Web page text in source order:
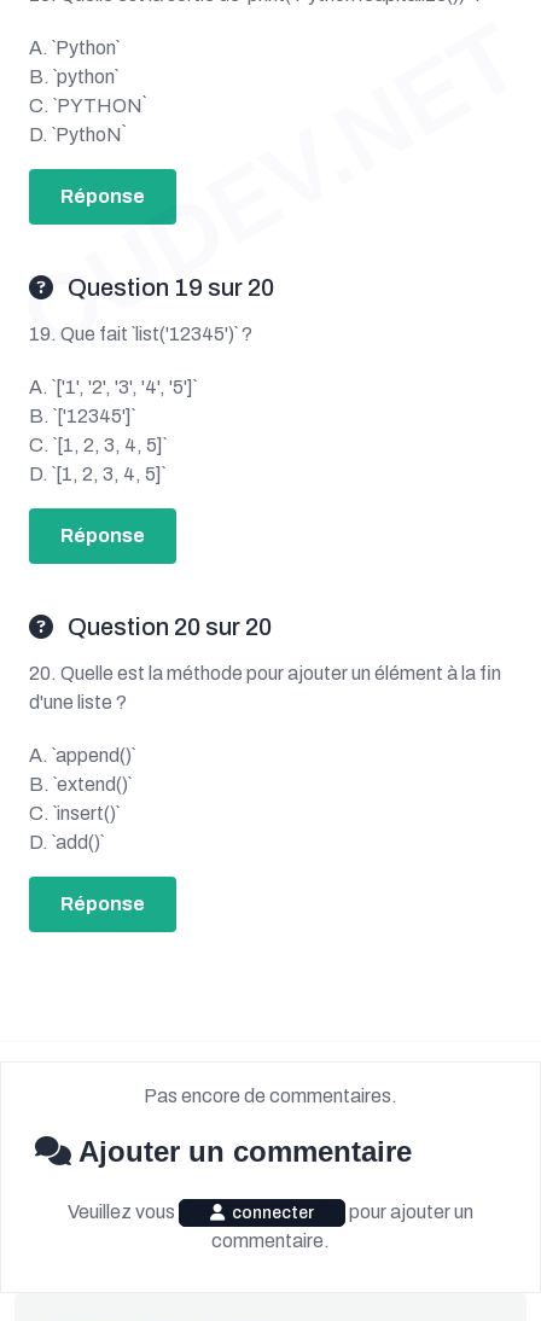
A. `Python`
B. `python`
C. `PYTHON`
D. `PythoN`
Réponse
Question 19 sur 20
19. Que fait `list('12345')` ?
A. `['1', '2', '3', '4', '5']`
B. `['12345']`
C. `[1, 2, 3, 4, 5]`
D. `[1, 2, 3, 4, 5]`
Réponse
Question 20 sur 20
20. Quelle est la méthode pour ajouter un élément à la fin
d'une liste ?
A. `append()`
B. `extend()`
C. `insert()`
D. `add()`
Réponse
Pas encore de commentaires.
Ajouter un commentaire
Veuillez vous connecter
pour ajouter un
commentaire.
OUDEV.NET